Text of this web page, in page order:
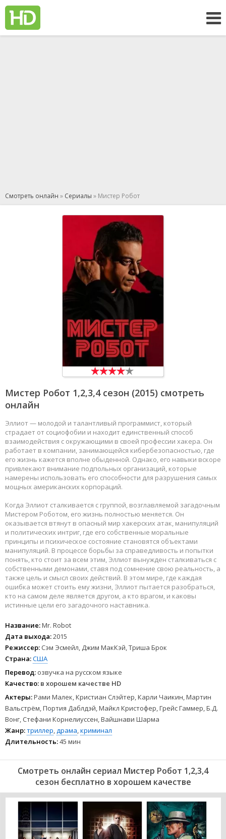
Смотреть онлайн » Сериалы » Мистер Робот
Мистер Робот 1,2,3,4 сезон (2015) смотреть
онлайн
Эллиот — молодой и талантливый программист, который
страдает от социофобии и находит единственный способ
взаимодействия с окружающими в своей профессии хакера. Он
работает в компании, занимающейся кибербезопасностью, где
его жизнь кажется вполне обыденной. Однако, его навыки вскоре
привлекают внимание подпольных организаций, которые
намерены использовать его способности для разрушения самых
мощных американских корпораций.
Когда Эллиот сталкивается с группой, возглавляемой загадочным
Мистером Роботом, его жизнь полностью меняется. Он
оказывается втянут в опасный мир хакерских атак, манипуляций
и политических интриг, где его собственные моральные
принципы и психическое состояние становятся объектами
манипуляций. В процессе борьбы за справедливость и попытки
понять, кто стоит за всем этим, Эллиот вынужден сталкиваться с
собственными демонами, ставя под сомнение свою реальность, а
также цель и смысл своих действий. В этом мире, где каждая
ошибка может стоить ему жизни, Эллиот пытается разобраться,
кто на самом деле является другом, а кто врагом, и каковы
истинные цели его загадочного наставника.
Название:Mr. Robot
Дата выхода:2015
Режиссер: Сэм Эсмейл, Джим МакКэй, Триша Брок
Страна:США
Перевод: озвучка на русском языке
Качество: в хорошем качестве HD
Актеры:Рами Малек, Кристиан Слэйтер, Карли Чаикин, Мартин
Вальстрём, Портия Даблдэй, Майкл Кристофер, Грейс Гаммер, Б.Д.
Вонг, Стефани Корнелиуссен, Вайшнави Шарма
Жанр:триллер,драма,криминал
Длительность:45 мин
Смотреть онлайн сериал Мистер Робот 1,2,3,4
сезон бесплатно в хорошем качестве